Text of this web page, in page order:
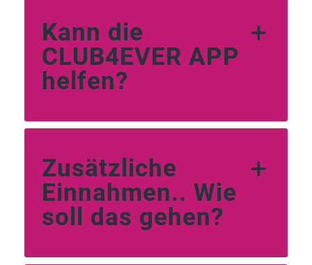
Kann die
CLUB4EVER APP
helfen?
Zusätzliche
Einnahmen.. Wie
soll das gehen?